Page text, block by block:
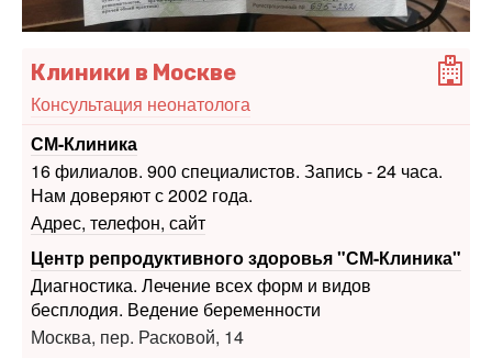
Клиники в Москве
Консультация неонатолога
СМ-Клиника
16 филиалов. 900 специалистов. Запись - 24 часа.
Нам доверяют с 2002 года.
Адрес, телефон, сайт
Центр репродуктивного здоровья "СМ-Клиника"
Диагностика. Лечение всех форм и видов
бесплодия. Ведение беременности
Москва, пер. Расковой, 14